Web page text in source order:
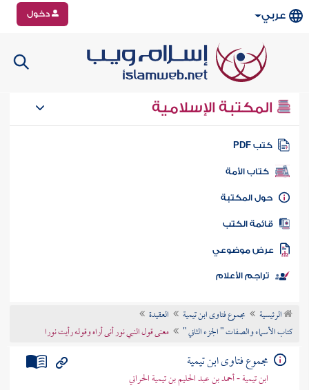
عربي دخول
المكتبة الإسلامية
كتب PDF
كتاب الأمة
المكتبة
الكتب
موضوعي
تراجم الأعلام
الرئيسية مجموع فتاوى ابن تيمية
العقيدة
كتاب الأسماء والصفات " الجزء الثاني "
معنى قول النبي نور أنى أراه وقوله رأيت نورا
مجموع فتاوى ابن تيمية
ابن تيمية - أحمد بن عبد الحليم بن تيمية الحراني